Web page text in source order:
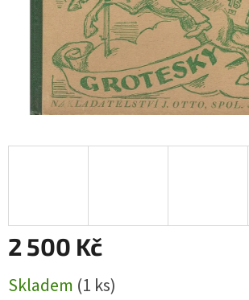
2 500 Kč
cena:
Skladem (1 ks)